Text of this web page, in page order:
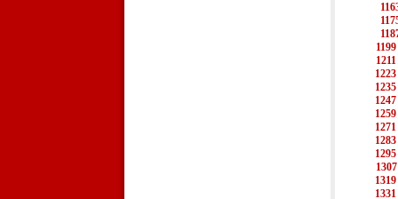
1199
1211
1223
1235
1247
1259
1271
1283
1295
1307
1319
1331